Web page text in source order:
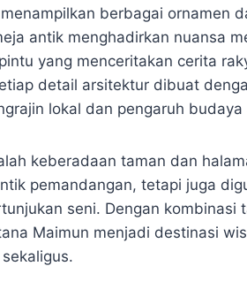
berbagai ornamen
antik menghadirkan nuansa
yang menceritakan cerita
detail arsitektur dibuat
lokal dan pengaruh
keberadaan taman dan
pemandangan, tetapi juga
seni. Dengan kombinasi
Maimun menjadi destinasi